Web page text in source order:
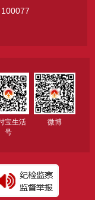
宝生活
号
微博